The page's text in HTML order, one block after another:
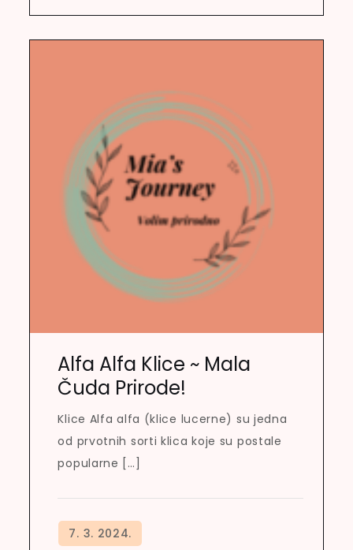
Alfa Alfa Klice ~ Mala
Čuda Prirode!
Klice Alfa alfa (klice lucerne) su jedna
od prvotnih sorti klica koje su postale
popularne […]